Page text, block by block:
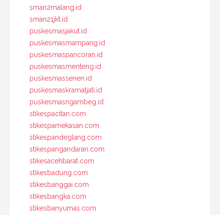
sman2malang.id
sman21jkt.id
puskesmasjakut.id
puskesmasmampang.id
puskesmaspancoran.id
puskesmasmenteng.id
puskesmassenen.id
puskesmaskramatjati.id
puskesmasngambeg.id
stikespacitan.com
stikespamekasan.com
stikespandeglang.com
stikespangandaran.com
stikesacehbarat.com
stikesbadung.com
stikesbanggai.com
stikesbangka.com
stikesbanyumas.com